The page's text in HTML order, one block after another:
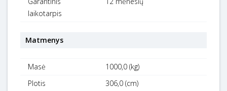
laikotarpis
Matmenys
Masė
1000,0 (kg)
Plotis
306,0 (cm)